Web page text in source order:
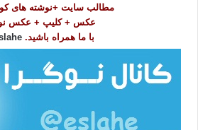
مطالب سایت +نوشته های
عکس + کلیپ + عکس
با ما همراه باشید.